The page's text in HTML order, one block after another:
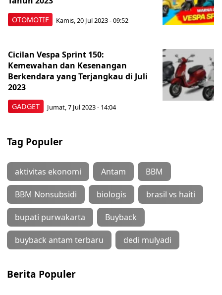
OTOMOTIF Kamis, 20 Jul 2023 - 09:52
GADGET
Cicilan Vespa Sprint 150:
Kemewahan dan Kesenangan
Berkendara yang Terjangkau di Juli
2023
Jumat, 7 Jul 2023 - 14:04
Tag Populer
aktivitas ekonomi Antam BBM
BBM Nonsubsidi biologis brasil vs haiti
bupati purwakarta Buyback
buyback antam terbaru dedi mulyadi
Berita Populer